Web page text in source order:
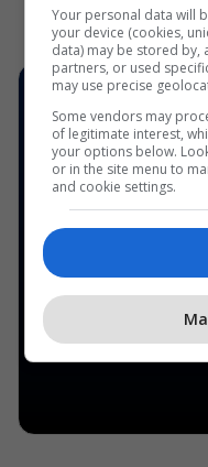
Your personal data will
your device (cookies,
data) may be stored by,
partners, or used
may use precise
Some vendors may
of legitimate interest,
your options below.
or in the site menu to
and cookie settings.